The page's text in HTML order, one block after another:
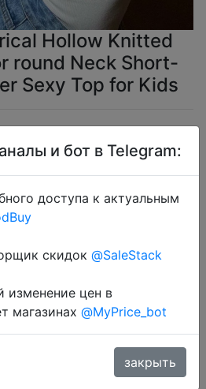
Hollow Knitted
round Neck Short-
Sexy Top for Kids
Coins
в магазин
215 Coins у додатку через
и бот в Telegram:
доступа к актуальным
скидок @SaleStack
цен в
магазинах @MyPrice_bot
закрыть